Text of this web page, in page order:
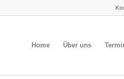
Home Über uns